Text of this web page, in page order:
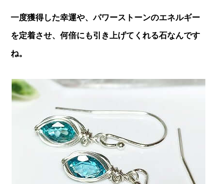
一度獲得した幸運や、パワーストーンのエネルギー
を定着させ、何倍にも引き上げてくれる石なんです
ね。